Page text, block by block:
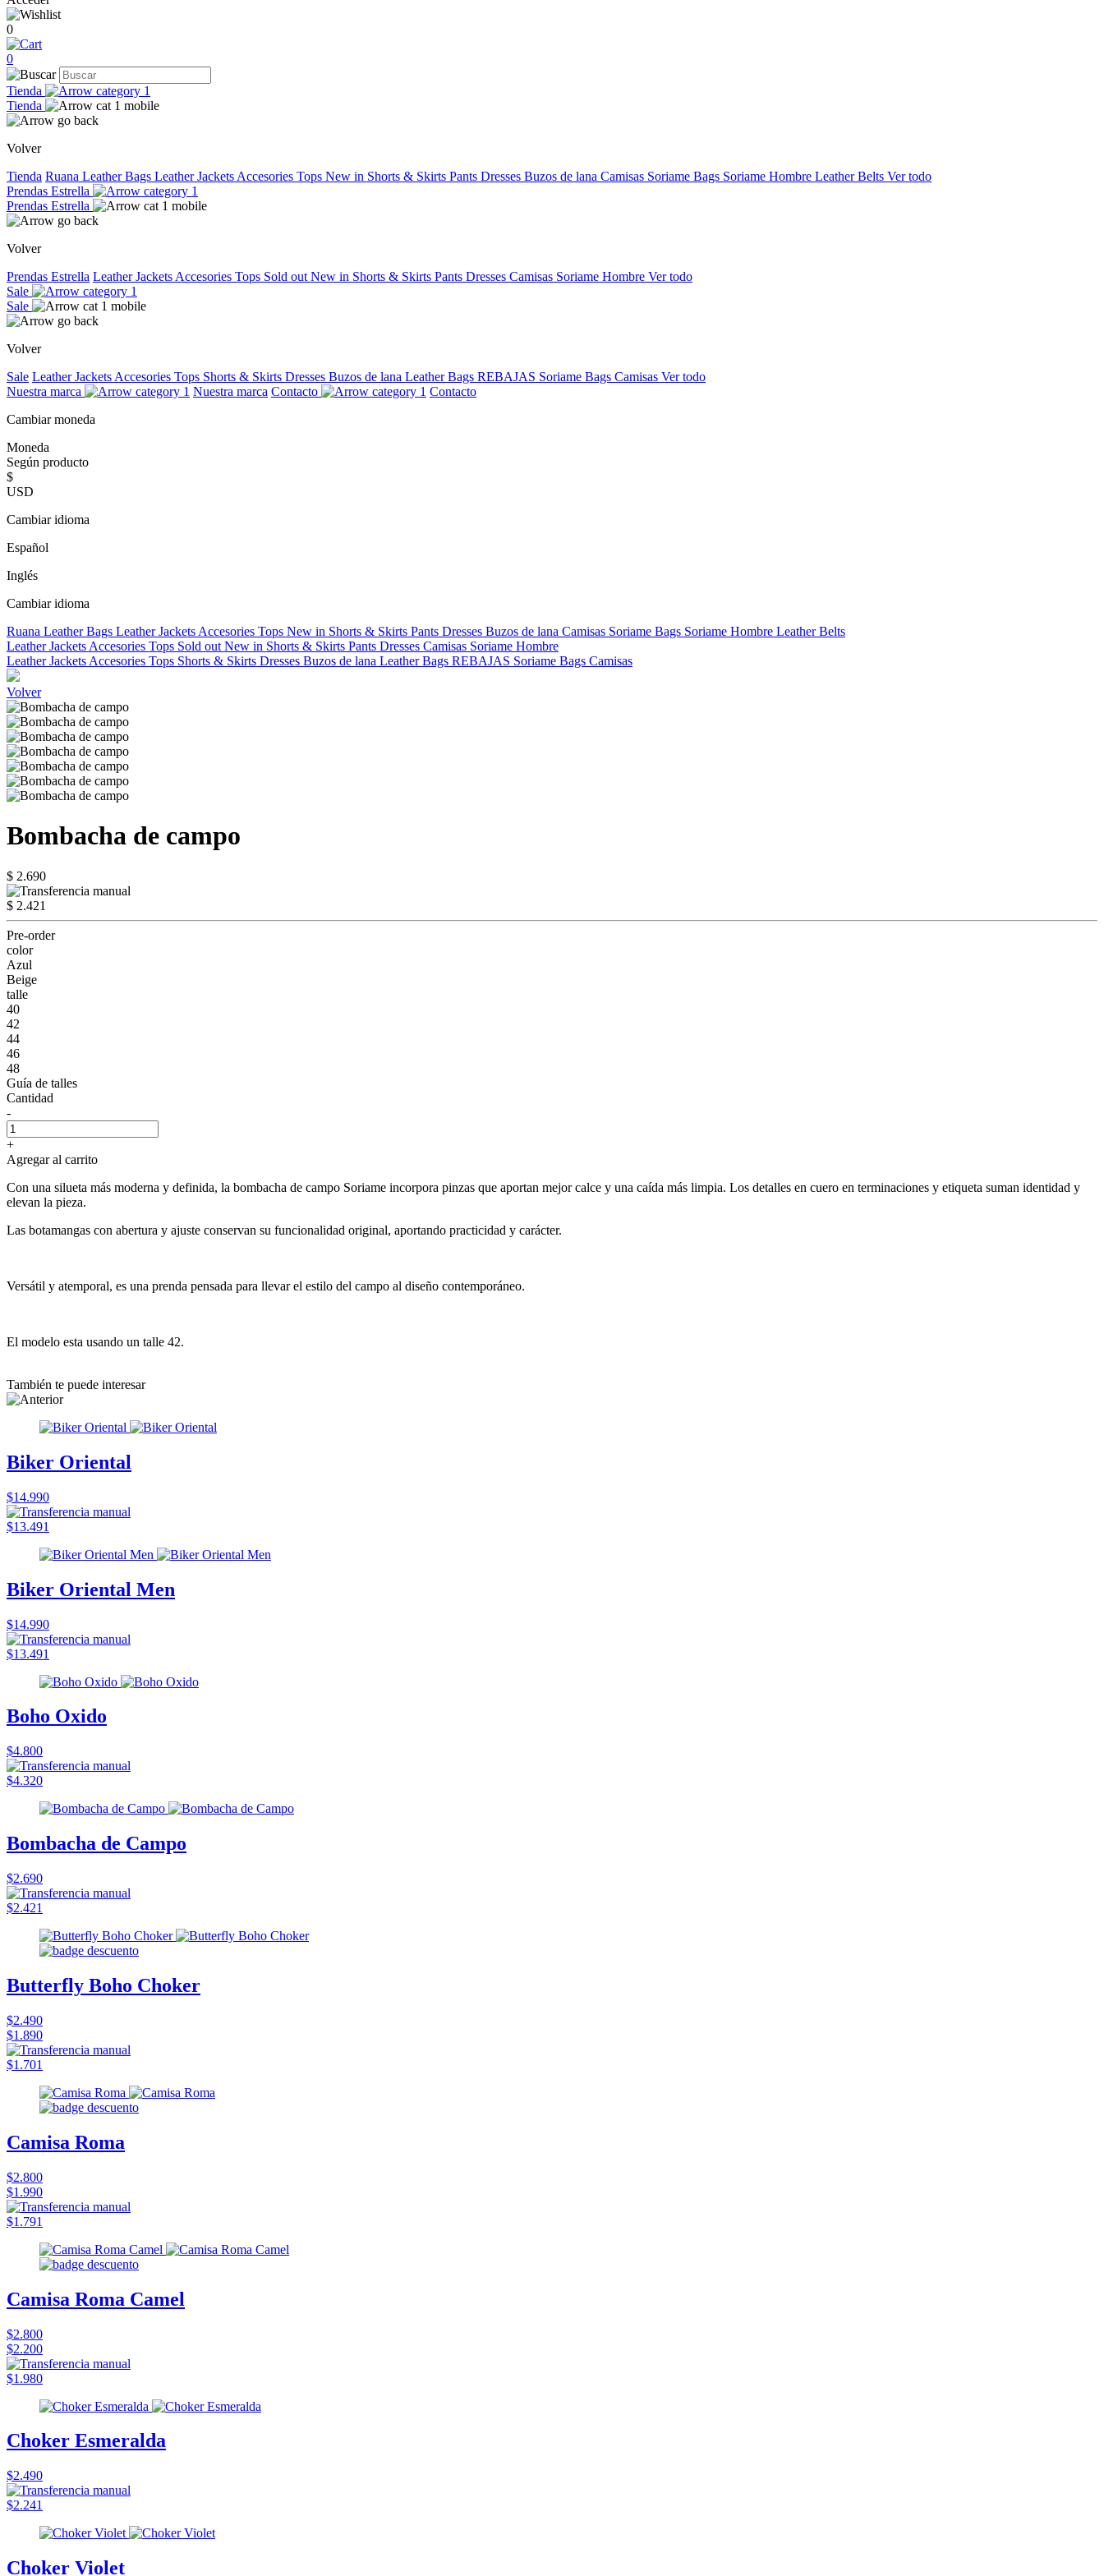
0
0
Tienda
Tienda
Volver
Tienda Ruana Leather Bags Leather Jackets Accesories Tops New in Shorts & Skirts Pants Dresses Buzos de lana Camisas Soriame Bags Soriame Hombre Leather Belts Ver todo
Prendas Estrella
Prendas Estrella
Volver
Prendas Estrella Leather Jackets Accesories Tops Sold out New in Shorts & Skirts Pants Dresses Camisas Soriame Hombre Ver todo
Sale
Sale
Volver
Sale Leather Jackets Accesories Tops Shorts & Skirts Dresses Buzos de lana Leather Bags REBAJAS Soriame Bags Camisas Ver todo
Nuestra marca
Nuestra marca Contacto
Contacto
Cambiar moneda
Moneda
Según producto
$
USD
Cambiar idioma
Español
Inglés
Cambiar idioma
Ruana Leather Bags Leather Jackets Accesories Tops New in Shorts & Skirts Pants Dresses Buzos de lana Camisas Soriame Bags Soriame Hombre Leather Belts
Leather Jackets Accesories Tops Sold out New in Shorts & Skirts Pants Dresses Camisas Soriame Hombre
Leather Jackets Accesories Tops Shorts & Skirts Dresses Buzos de lana Leather Bags REBAJAS Soriame Bags Camisas
Volver
Bombacha de campo
$ 2.690
$ 2.421
Pre-order
color
Azul
Beige
talle
40
42
44
46
48
Guía de talles
Cantidad
-
+
Agregar al carrito
Con una silueta más moderna y definida, la bombacha de campo Soriame incorpora pinzas que aportan mejor calce y una caída más limpia. Los detalles en cuero en terminaciones y etiqueta suman identidad y
elevan la pieza.
Las botamangas con abertura y ajuste conservan su funcionalidad original, aportando practicidad y carácter.
Versátil y atemporal, es una prenda pensada para llevar el estilo del campo al diseño contemporáneo.
El modelo esta usando un talle 42.
También te puede interesar
Biker Oriental
$14.990
$13.491
Biker Oriental Men
$14.990
$13.491
Boho Oxido
$4.800
$4.320
Bombacha de Campo
$2.690
$2.421
Butterfly Boho Choker
$2.490
$1.890
$1.701
Camisa Roma
$2.800
$1.990
$1.791
Camisa Roma Camel
$2.800
$2.200
$1.980
Choker Esmeralda
$2.490
$2.241
Choker Violet